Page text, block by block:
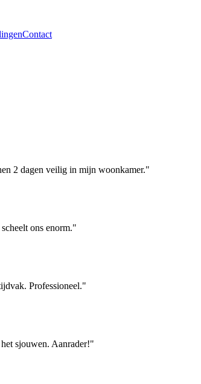
Contact
2 dagen veilig in mijn woonkamer."
ons enorm."
Professioneel."
sjouwen. Aanrader!"